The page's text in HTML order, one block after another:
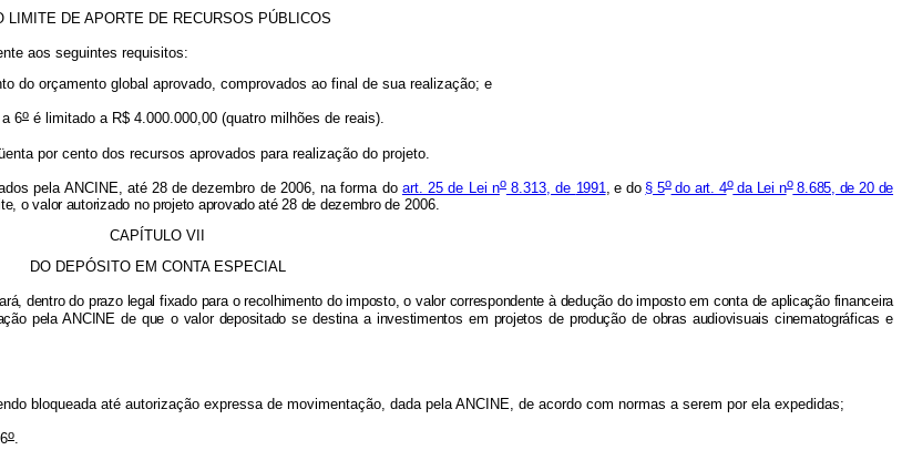
LIMITE DE APORTE DE RECURSOS PÚBLICOS
aos seguintes requisitos:
do orçamento global aprovado, comprovados ao final de sua realização; e
a 6o é limitado a R$ 4.000.000,00 (quatro milhões de reais).
por cento dos recursos aprovados para realização do projeto.
pela ANCINE, até 28 de dezembro de 2006, na forma do art. 25 de Lei no8.313, de 1991, e do § 5odo art. 4oda Lei no8.685, de 20 de
o valor autorizado no projeto aprovado até 28 de dezembro de2006.
CAPÍTULO VII
DO DEPÓSITO EM CONTA ESPECIAL
dentro do prazo legal fixado para o recolhimento do imposto, o valor correspondente à dedução do imposto em conta de aplicação financeira
pela ANCINE de que o valor depositado se destina a investimentos em projetos de produção de obras audiovisuais cinematográficas e
bloqueada até autorização expressa de movimentação, dada pela ANCINE, de acordo com normas a serem por ela expedidas;
o.